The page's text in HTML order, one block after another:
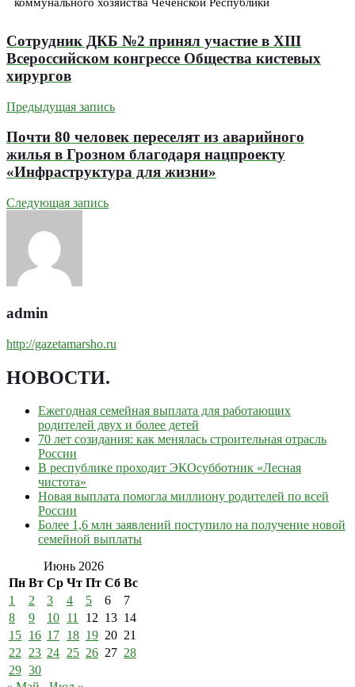
коммунального хозяйства Чеченской Республики
Сотрудник ДКБ №2 принял участие в XIII
Всероссийском конгрессе Общества кистевых
хирургов
Предыдущая запись
Почти 80 человек переселят из аварийного
жилья в Грозном благодаря нацпроекту
«Инфраструктура для жизни»
Следующая запись
admin
http://gazetamarsho.ru
НОВОСТИ.
Ежегодная семейная выплата для работающих
родителей двух и более детей
70 лет созидания: как менялась строительная отрасль
России
В республике проходит ЭКОсубботник «Лесная
чистота»
Новая выплата помогла миллиону родителей по всей
России
Более 1,6 млн заявлений поступило на получение новой
семейной выплаты
Июнь 2026
Пн Вт Ср Чт Пт Сб Вс
1
2 3 4 5 6
7
8
9 10 11 12 13 14
15 16 17 18 19 20 21
22 23 24 25 26 27 28
29 30